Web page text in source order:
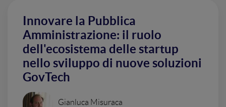
Innovare la Pubblica
Amministrazione: il ruolo
dell'ecosistema delle startup
nello sviluppo di nuove soluzioni
GovTech
Gianluca Misuraca